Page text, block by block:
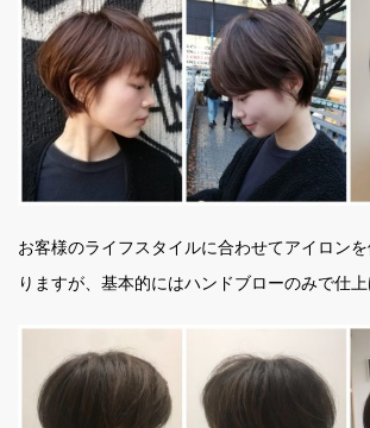
お客様のライフスタイルに合わせてアイロン
りますが、基本的にはハンドブローのみで仕上